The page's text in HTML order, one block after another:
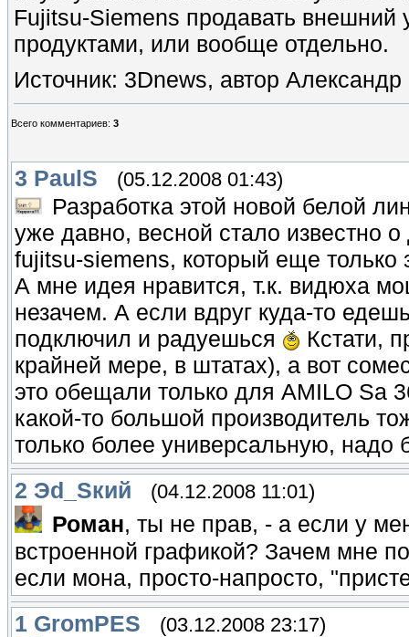
Fujitsu-Siemens продавать внешний
продуктами, или вообще отдельно.
Источник: 3Dnews, автор Александр
Всего комментариев: 3
3 PaulS (05.12.2008 01:43)
Разработка этой новой белой
уже давно, весной стало известно
fujitsu-siemens, который еще только
А мне идея нравится, т.к. видюха
незачем. А если вдруг куда-то
подключил и радуешься
Кстати,
крайней мере, в штатах), а вот
это обещали только для AMILO Sa
какой-то большой производитель
только более универсальную, надо
2 Эd_Sкий (04.12.2008 11:01)
Роман, ты не прав, - а если у
встроенной графикой? Зачем мне
если мона, просто-напросто,
1 GromPES (03.12.2008 23:17)